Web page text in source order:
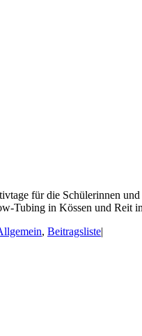
für die Schülerinnen
Tubing in Kössen und
, Beitragsliste|